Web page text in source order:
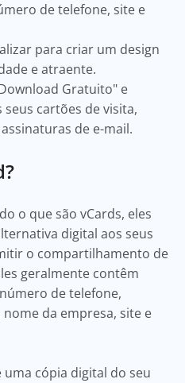
de telefone, site e
para criar um design
e atraente.
Gratuito" e
cartões de visita,
de e-mail.
o que são vCards, eles
digital aos seus
o compartilhamento de
geralmente contêm
de telefone,
da empresa, site e
cópia digital do seu